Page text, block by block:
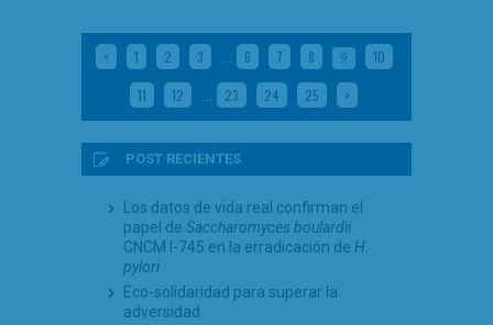
< 1 2 3 … 6 7 8 9 10
11 12 … 23 24 25 >
POST RECIENTES
Los datos de vida real confirman el
papel de Saccharomyces boulardii
CNCM I-745 en la erradicación de H.
pylori
Eco-solidaridad para superar la
adversidad